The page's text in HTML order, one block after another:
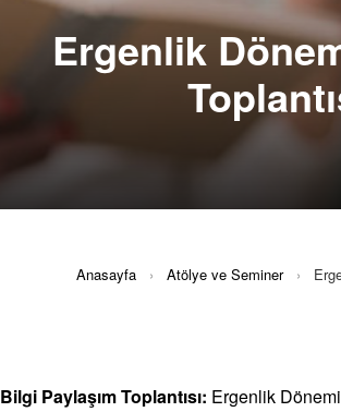
Ergenlik
Anasayfa › Atölye ve Seminer ›
Bilgi Paylaşım Toplantısı: Ergenlik